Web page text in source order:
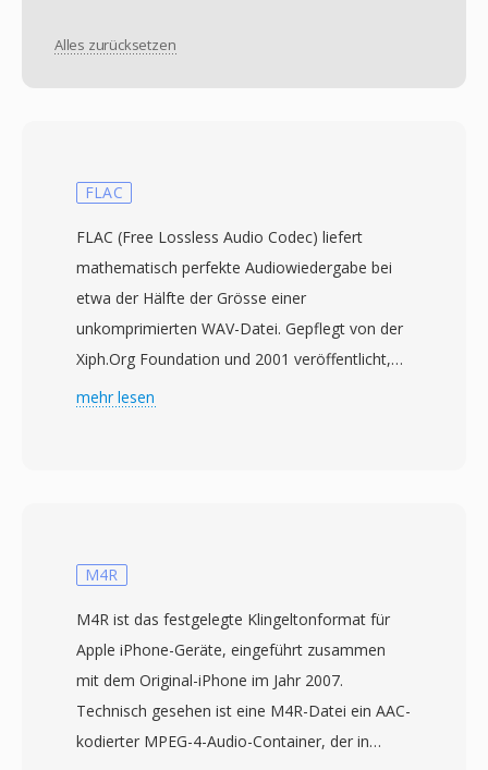
Alles zurücksetzen
FLAC
FLAC (Free Lossless Audio Codec) liefert
mathematisch perfekte Audiowiedergabe bei
etwa der Hälfte der Grösse einer
unkomprimierten WAV-Datei. Gepflegt von der
Xiph.Org Foundation und 2001 veröffentlicht,
wurde FLAC schnell zum De-facto-Standard für
wird für starke Kompression ausgenutzt, ohne
Abtastraten bis 655 kHz werden unterstützt
und übertreffen die Anforderungen
hochauflösender Aufnahmen. Die
Hardwareunterstützung ist umfassend:
Smartphones, Autoradios, Blu-ray-Player und
mehr lesen
M4R
M4R ist das festgelegte Klingeltonformat für
Apple iPhone-Geräte, eingeführt zusammen
mit dem Original-iPhone im Jahr 2007.
Technisch gesehen ist eine M4R-Datei ein AAC-
kodierter MPEG-4-Audio-Container, der in